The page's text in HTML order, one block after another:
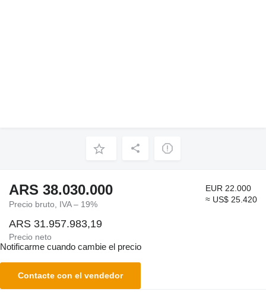
ARS 38.030.000
Precio bruto, IVA – 19%
EUR 22.000
≈ US$ 25.420
ARS 31.957.983,19
Precio neto
Notificarme cuando cambie el precio
Contacte con el vendedor